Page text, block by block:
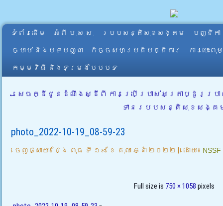
ទំព័រដើម អំពី​ ប.ស.ស. របបសន្តិសុខសង្គម បញ្ជិកា
ច្បាប់ និងបទបញ្ជា កិច្ចសហប្រតិបត្តិការ ការបោះ
កម្មវិធី និងទម្រង់បែបបទ
← សេចក្ដីជូនដំណឹងស្ដីពី ការប្រើប្រាស់អត្រាប្ដូរប្រ
ទានរបបសន្តិសុខសង្គ
photo_2022-10-19_08-59-23
ចេញផ្សាយ៖ ថ្ងៃ ពុធ ទី ១៩ ខែ តុលា ឆ្នាំ ២០២២ | ដោយ៖ NSSF
Full size is 750 × 1058 pixels